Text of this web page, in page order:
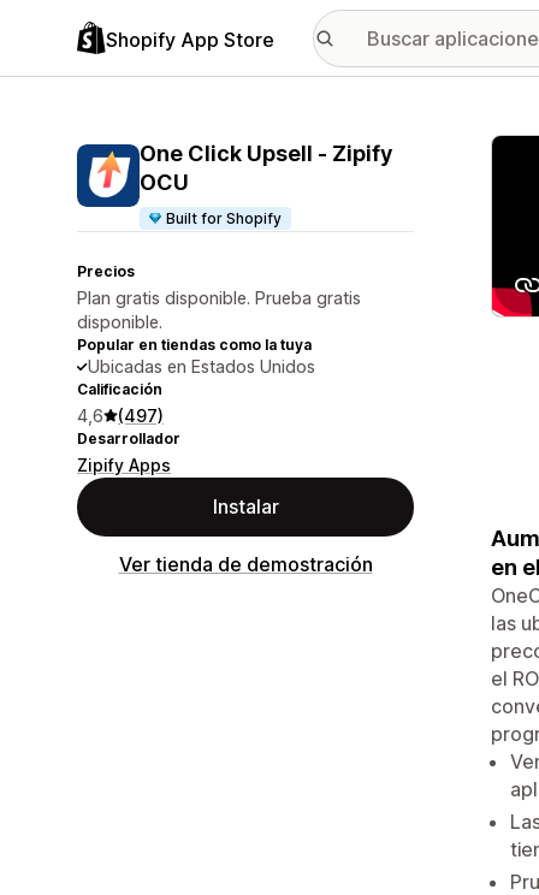
Shopify App Store
One Click Upsell ‑ Zipify
OCU
Built for Shopify
Precios
Plan gratis disponible. Prueba gratis
disponible.
Popular en tiendas como la tuya
Ubicadas en Estados Unidos
Calificación
4,6 (497)
Desarrollador
Zipify Apps
Instalar
Ver tienda de demostración
en
las
el